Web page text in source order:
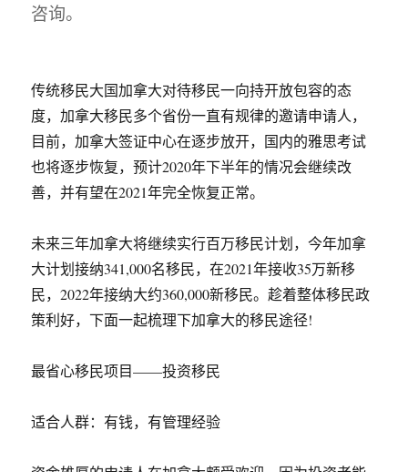
咨询。
传统移民大国加拿大对待移民一向持开放包容的态
度，加拿大移民多个省份一直有规律的邀请申请人，
目前，加拿大签证中心在逐步放开，国内的雅思考试
也将逐步恢复，预计2020年下半年的情况会继续改
善，并有望在2021年完全恢复正常。
未来三年加拿大将继续实行百万移民计划，今年加拿
大计划接纳341,000名移民，在2021年接收35万新移
民，2022年接纳大约360,000新移民。趁着整体移民政
策利好，下面一起梳理下加拿大的移民途径!
最省心移民项目——投资移民
适合人群：有钱，有管理经验